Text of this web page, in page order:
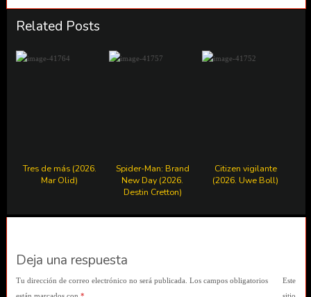
Related Posts
Tres de más (2026.
Mar Olid)
Spider-Man: Brand
New Day (2026.
Destin Cretton)
Citizen vigilante
(2026. Uwe Boll)
Deja una respuesta
Tu dirección de correo electrónico no será publicada. Los campos obligatorios
Este